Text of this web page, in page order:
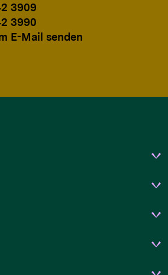
3909
3990
E-Mail senden